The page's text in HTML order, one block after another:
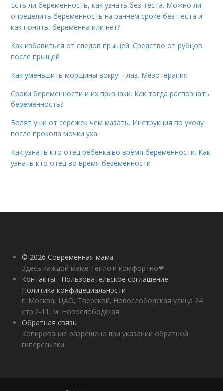
Есть ли беременность, как узнать без теста. Можно ли
определить беременность на раннем сроке без теста и
как понять, беременна или нет?
Как избавиться от следов прыщей. Средство от рубцов
после прыщей
Как уменьшить морщины вокруг глаз. Мезотерапия
Сроки беременности и их признаки. Как тогда распознать
беременность?
Болят уши от сережек чем мазать. Инструкция по уходу
после прокола мочки уха
Как узнать кто отец ребенка во время беременности. Как
узнать кто отец во время беременности
© 2026 Современная мама
Здесь каждой маме тепло и комфортно❤
Контакты
Пользовательское соглашение
Политика конфидециальности
г. Москва, ЦАО, Тверской, Новослободская улица 24
стр.2-11, м. Новослободская
Обратная связь
Копирование разрешено при указании обратной
гиперссылки.